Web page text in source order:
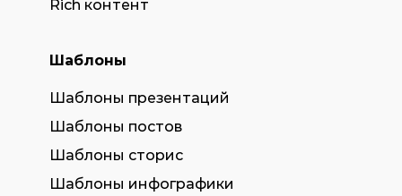
Rich контент
Шаблоны
Шаблоны презентаций
Шаблоны постов
Шаблоны сторис
Шаблоны инфографики